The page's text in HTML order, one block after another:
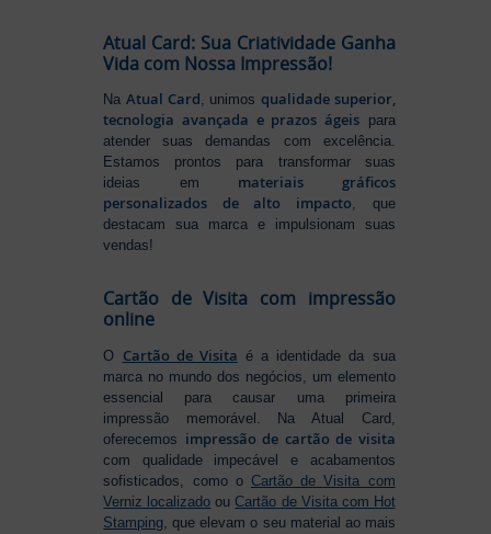
Atual Card: Sua Criatividade Ganha
Vida com Nossa Impressão!
Na Atual Card, unimos qualidade superior,
tecnologia avançada e prazos ágeispara
atender suas demandas com excelência.
Estamos prontos para transformar suas
ideias em materiais gráficos
personalizados de alto impacto, que
destacam sua marca e impulsionam suas
vendas!
Cartão de Visita com impressão
online
O Cartão de Visita é a identidade da sua
marca no mundo dos negócios, um elemento
essencial para causar uma primeira
impressão memorável. Na Atual Card,
oferecemos impressão de cartão de visita
com qualidade impecável e acabamentos
sofisticados, como o Cartão de Visita com
Verniz localizado ouCartão de Visita com Hot
Stamping, que elevam o seu material ao mais